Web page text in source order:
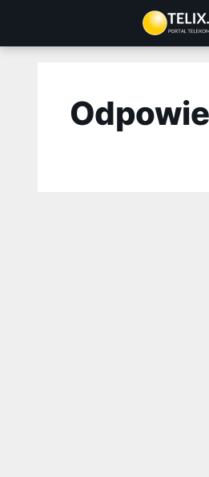
treści